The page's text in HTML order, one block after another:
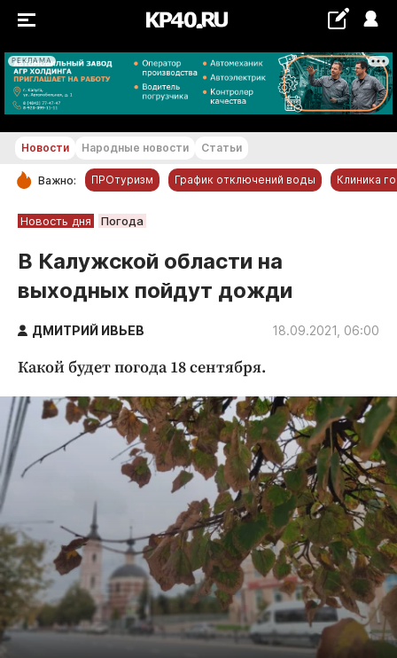
РЕКЛАМА
+23...+24 °С
РУБРИКИ
Новости компаний
Статьи
Народные новости
Авто и транспорт
Благоустройство
Криминал
Культура
Недвижимость и ЖКХ
Образование
Общество
Погода
Праздники
Происшествия
Спорт
Экономика и бизнес
Новости Народные новости Статьи
Важно: ПРОтуризм График отключений воды Клиника
Новость дня Погода
В Калужской области на
выходных пойдут дожди
ДМИТРИЙ ИВЬЕВ 18.09.2021, 06:00
Какой будет погода 18 сентября.